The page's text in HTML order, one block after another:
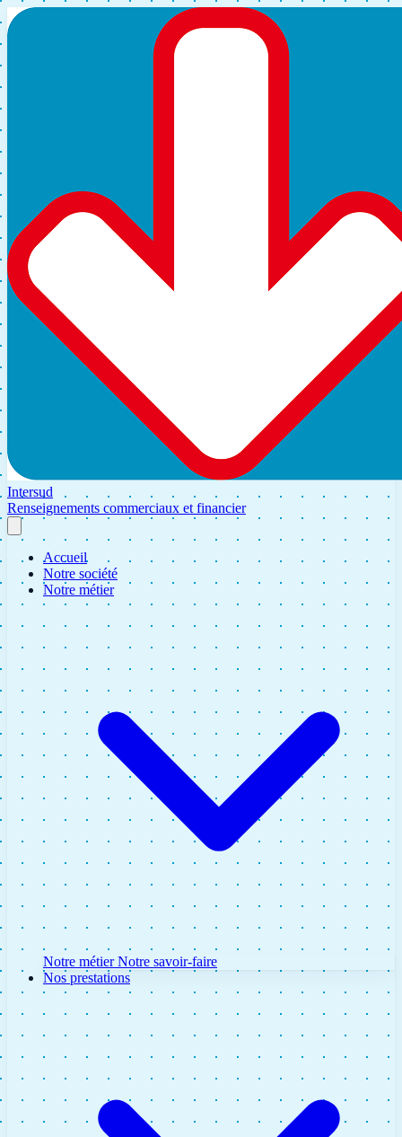
Intersud
Renseignements commerciaux et financier
Accueil
Notre société
Notre métier
Notre métierNotre savoir-faire
Nos prestations